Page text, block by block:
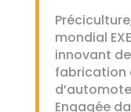
mondial
innovant
fabrication
Engagée